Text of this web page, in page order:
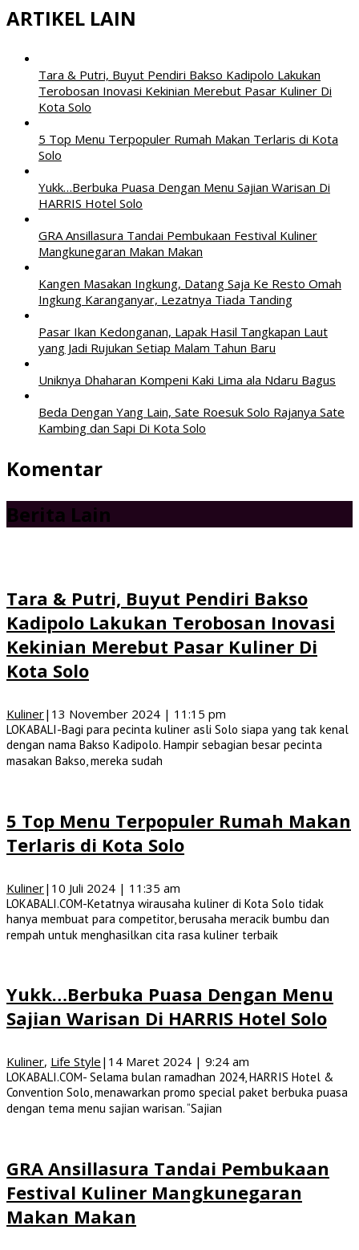
ARTIKEL LAIN
Tara & Putri, Buyut Pendiri Bakso Kadipolo Lakukan
Terobosan Inovasi Kekinian Merebut Pasar Kuliner Di
Kota Solo
5 Top Menu Terpopuler Rumah Makan Terlaris di Kota
Solo
Yukk…Berbuka Puasa Dengan Menu Sajian Warisan Di
HARRIS Hotel Solo
GRA Ansillasura Tandai Pembukaan Festival Kuliner
Mangkunegaran Makan Makan
Kangen Masakan Ingkung, Datang Saja Ke Resto Omah
Ingkung Karanganyar, Lezatnya Tiada Tanding
Pasar Ikan Kedonganan, Lapak Hasil Tangkapan Laut
yang Jadi Rujukan Setiap Malam Tahun Baru
Uniknya Dhaharan Kompeni Kaki Lima ala Ndaru Bagus
Beda Dengan Yang Lain, Sate Roesuk Solo Rajanya Sate
Kambing dan Sapi Di Kota Solo
Komentar
Berita Lain
Tara & Putri, Buyut Pendiri Bakso
Kadipolo Lakukan Terobosan Inovasi
Kekinian Merebut Pasar Kuliner Di
Kota Solo
Kuliner| 13 November 2024 | 11:15 pm
LOKABALI-Bagi para pecinta kuliner asli Solo siapa yang tak kenal
dengan nama Bakso Kadipolo. Hampir sebagian besar pecinta
masakan Bakso, mereka sudah
5 Top Menu Terpopuler Rumah Makan
Terlaris di Kota Solo
Kuliner| 10 Juli 2024 | 11:35 am
LOKABALI.COM-Ketatnya wirausaha kuliner di Kota Solo tidak
hanya membuat para competitor, berusaha meracik bumbu dan
rempah untuk menghasilkan cita rasa kuliner terbaik
Yukk…Berbuka Puasa Dengan Menu
Sajian Warisan Di HARRIS Hotel Solo
Kuliner, Life Style | 14 Maret 2024 | 9:24 am
LOKABALI.COM- Selama bulan ramadhan 2024, HARRIS Hotel &
Convention Solo, menawarkan promo special paket berbuka puasa
dengan tema menu sajian warisan. “Sajian
GRA Ansillasura Tandai Pembukaan
Festival Kuliner Mangkunegaran
Makan Makan